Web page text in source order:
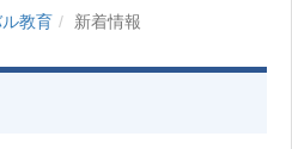
教育 新着情報